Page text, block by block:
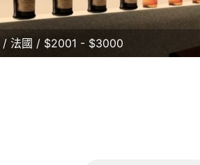
法國 $2001 - $3000